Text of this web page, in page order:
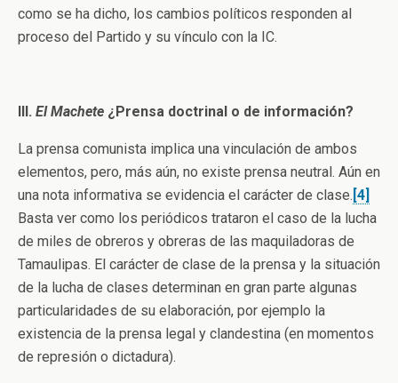
como se ha dicho, los cambios políticos responden al
proceso del Partido y su vínculo con la IC.
III. El Machete ¿Prensa doctrinal o de información?
La prensa comunista implica una vinculación de ambos
elementos, pero, más aún, no existe prensa neutral. Aún en
una nota informativa se evidencia el carácter de clase. [4]
Basta ver como los periódicos trataron el caso de la lucha
de miles de obreros y obreras de las maquiladoras de
Tamaulipas. El carácter de clase de la prensa y la situación
de la lucha de clases determinan en gran parte algunas
particularidades de su elaboración, por ejemplo la
existencia de la prensa legal y clandestina (en momentos
de represión o dictadura).